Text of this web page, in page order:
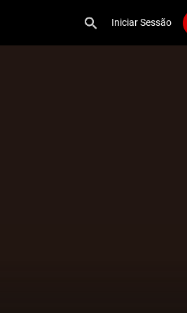
Iniciar Sessão